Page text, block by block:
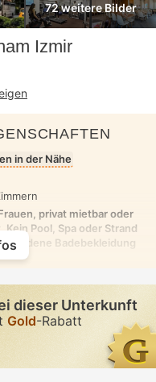
72 weitere Bilder
Izmir
in der Nähe
privat mietbar oder
Pool, Spa oder Strand
Badebekleidung
dieser Unterkunft
Gold-Rabatt